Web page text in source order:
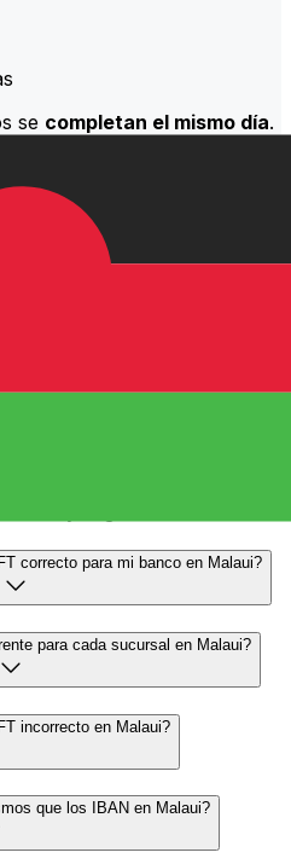
se completan el mismo día.
conocido como BIC
correcto para mi banco en Malaui?
para cada sucursal en Malaui?
incorrecto en Malaui?
que los IBAN en Malaui?